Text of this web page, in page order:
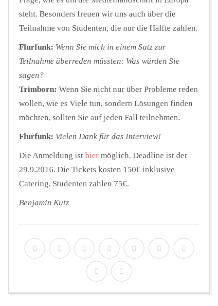
steht. Besonders freuen wir uns auch über die
Teilnahme von Studenten, die nur die Hälfte zahlen.
Flurfunk: Wenn Sie mich in einem Satz zur
Teilnahme überreden müssten: Was würden Sie
sagen?
Trimborn: Wenn Sie nicht nur über Probleme reden
wollen, wie es Viele tun, sondern Lösungen finden
möchten, sollten Sie auf jeden Fall teilnehmen.
Flurfunk: Vielen Dank für das Interview!
Die Anmeldung ist hier möglich. Deadline ist der
29.9.2016. Die Tickets kosten 150€ inklusive
Catering, Studenten zahlen 75€.
Benjamin Kutz